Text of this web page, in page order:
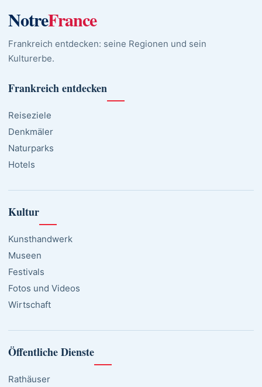
NotreFrance
Frankreich entdecken: seine Regionen und sein
Kulturerbe.
Frankreich entdecken
Reiseziele
Denkmäler
Naturparks
Hotels
Kultur
Kunsthandwerk
Museen
Festivals
Fotos und Videos
Wirtschaft
Öffentliche Dienste
Rathäuser